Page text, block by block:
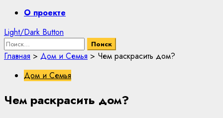
PrimaryО проекте
Light/Dark Button
Найти:
Главная > Дом и Семья > Чем раскрасить дом?
Дом и Семья
Чем раскрасить дом?